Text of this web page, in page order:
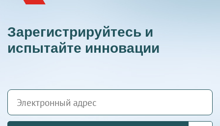
Зарегистрируйтесь и
испытайте инновации